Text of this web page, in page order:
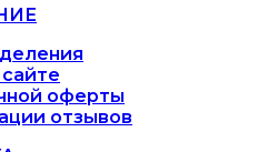
оферты
отзывов